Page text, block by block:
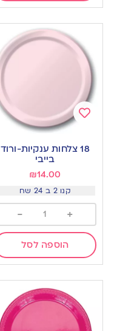
to 18 צלחות ענקיות-ורוד
בייבי
₪14.00
קנו 2 ב 24 שח
+
-
הוספה לסל